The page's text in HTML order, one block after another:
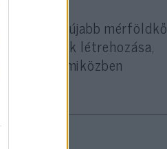
950 újabb mérföldkő
létrehozása,
ellátni, miközben